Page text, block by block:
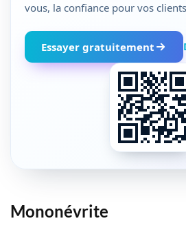
vous, la confiance pour vos
Essayer gratuitement
Mononévrite